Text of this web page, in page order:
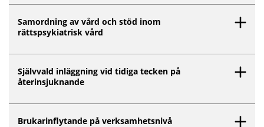
Samordning av vård och stöd inom
rättspsykiatrisk vård
Självvald inläggning vid tidiga tecken på
återinsjuknande
Brukarinflytande på verksamhetsnivå